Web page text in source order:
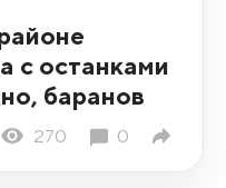
с останками
баранов
270 0